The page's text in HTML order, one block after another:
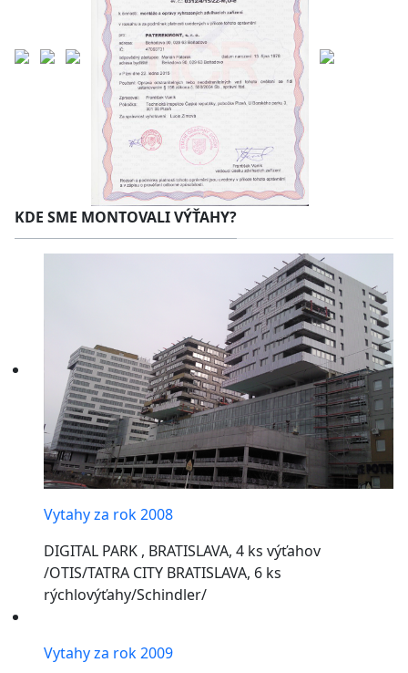
KDE SME MONTOVALI VÝŤAHY?
Vytahy za rok 2008
DIGITAL PARK , BRATISLAVA, 4 ks výťahov
/OTIS/TATRA CITY BRATISLAVA, 6 ks
rýchlovýťahy/Schindler/
Vytahy za rok 2009